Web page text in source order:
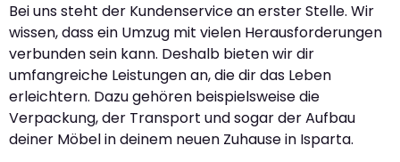
Bei uns steht der Kundenservice an erster Stelle. Wir
wissen, dass ein Umzug mit vielen Herausforderungen
verbunden sein kann. Deshalb bieten wir dir
umfangreiche Leistungen an, die dir das Leben
erleichtern. Dazu gehören beispielsweise die
Verpackung, der Transport und sogar der Aufbau
deiner Möbel in deinem neuen Zuhause in Isparta.